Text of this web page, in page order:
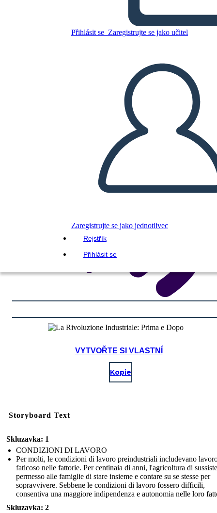
Přihlásit se Zaregistrujte se jako učitel
Zaregistrujte se jako jednotlivec
Rejstřík
Přihlásit se
Prima e Dopo
VYTVOŘIT STORYBOARD
PŘEHRÁT PREZENTACI
PŘEČTI MI
VYTVOŘTE SI VLASTNÍ
Kopie
Storyboard Text
Skluzavka: 1
CONDIZIONI DI LAVORO
Per molti, le condizioni di lavoro preindustriali includevano
faticoso nelle fattorie. Per centinaia di anni, l'agricoltura di
permesso alle famiglie di stare insieme e contare su se stesse per
sopravvivere. Sebbene le condizioni di lavoro fossero difficili,
consentiva una maggiore indipendenza e autonomia nelle loro
Skluzavka: 2